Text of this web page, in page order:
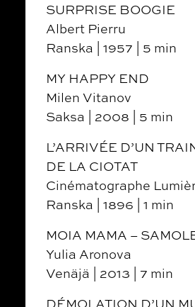
SURPRISE BOOGIE
Albert Pierru
Ranska | 1957 | 5 min
MY HAPPY END
Milen Vitanov
Saksa | 2008 | 5 min
L’ARRIVÉE D’UN
DE LA CIOTAT
Cinématographe
Ranska | 1896 | 1 min
MOIA MAMA –
Yulia Aronova
Venäjä | 2013 | 7 min
DÉMOLATION D’UN